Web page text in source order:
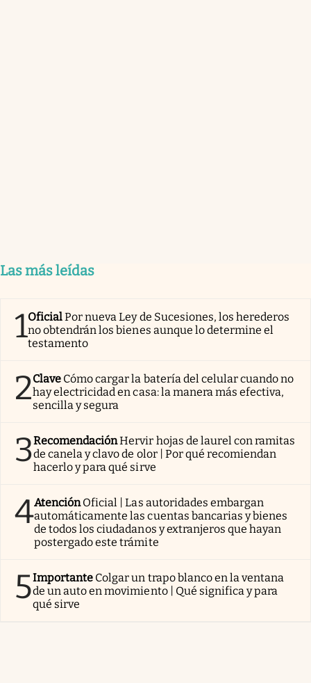
Las más leídas
1OficialPor nueva Ley de Sucesiones, los herederos
no obtendrán los bienes aunque lo determine el
testamento
2Clave Cómo cargar la batería del celular cuando no
hay electricidad en casa: la manera más efectiva,
sencilla y segura
3RecomendaciónHervir hojas de laurel con ramitas
de canela y clavo de olor | Por qué recomiendan
hacerlo y para qué sirve
4AtenciónOficial | Las autoridades embargan
automáticamente las cuentas bancarias y bienes
de todos los ciudadanos y extranjeros que hayan
postergado este trámite
5Importante Colgar un trapo blanco en la ventana
de un auto en movimiento | Qué significa y para
qué sirve